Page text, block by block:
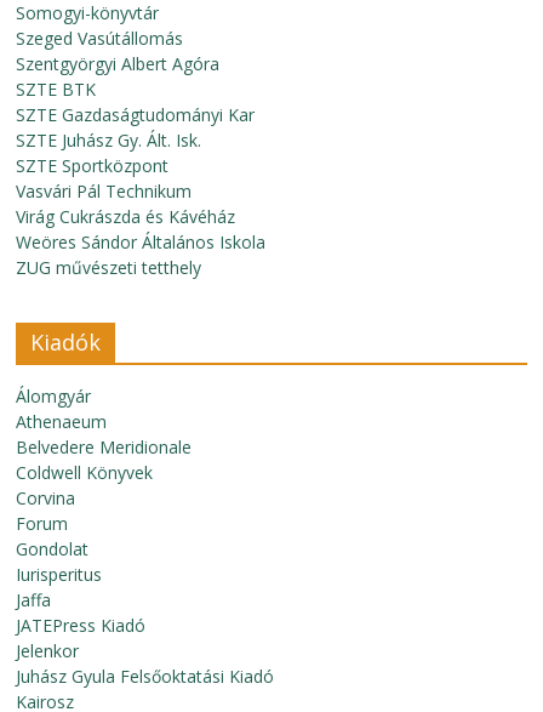
Somogyi-könyvtár
Szeged Vasútállomás
Szentgyörgyi Albert Agóra
SZTE BTK
SZTE Gazdaságtudományi Kar
SZTE Juhász Gy. Ált. Isk.
SZTE Sportközpont
Vasvári Pál Technikum
Virág Cukrászda és Kávéház
Weöres Sándor Általános Iskola
ZUG művészeti tetthely
Kiadók
Álomgyár
Athenaeum
Belvedere Meridionale
Coldwell Könyvek
Corvina
Forum
Gondolat
Iurisperitus
Jaffa
JATEPress Kiadó
Jelenkor
Juhász Gyula Felsőoktatási Kiadó
Kairosz